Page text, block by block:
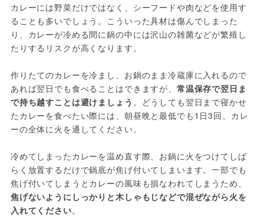
カレーには野菜だけではなく、シーフードや肉などを使用す
ることも多いでしょう。こういった具材は傷んでしまった
り、カレーが冷める間に鍋の中には沢山の雑菌などが繁殖し
たりするリスクが高くなります。
作りたてのカレーを冷まし、お鍋のまま冷蔵庫に入れるので
あれば翌日でも食べることはできますが、 常温保存で翌日ま
で持ち越すことは避けましょう 。どうしても翌日まで寝かせ
たカレーを食べたい際には、朝昼晩と最低でも1日3回、カレ
ーの全体に火を通してください。
冷めてしまったカレーを温め直す際、お鍋に火をつけてしば
らく放置するだけで鍋底が焦げ付いてしまいます。一部でも
焦げ付いてしまうとカレーの風味も損なわれてしまうため、
焦げないようにしっかりと木しゃもじなどで混ぜながら火を
入れてください。